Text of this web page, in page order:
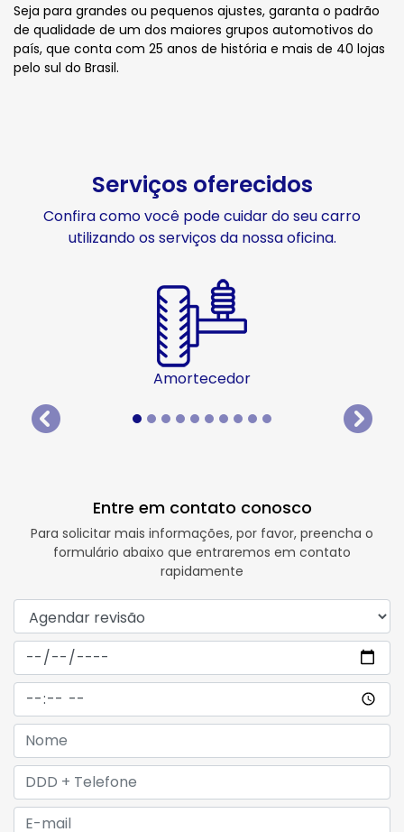
Seja para grandes ou pequenos ajustes, garanta o padrão
de qualidade de um dos maiores grupos automotivos do
país, que conta com 25 anos de história e mais de 40 lojas
pelo sul do Brasil.
Serviços oferecidos
Confira como você pode cuidar do seu carro
utilizando os serviços da nossa oficina.
Amortecedor
templates.template-
Entre em contato conosco
Para solicitar mais informações, por favor, preencha o
formulário abaixo que entraremos em contato
rapidamente